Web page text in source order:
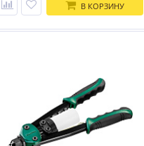
В КОРЗИНУ